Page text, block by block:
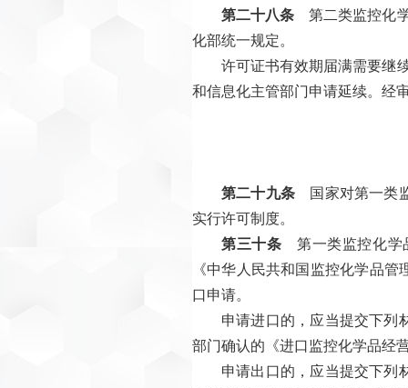
第二十八条 第二类监控化
化部统一规定。
许可证书有效期届满需要继
和信息化主管部门申请延续。经
第二十九条 国家对第一类
实行许可制度。
第三十条 第一类监控化学
《中华人民共和国监控化学品
口申请。
申请进口的，应当提交下列
部门确认的《进口监控化学品经
申请出口的，应当提交下列